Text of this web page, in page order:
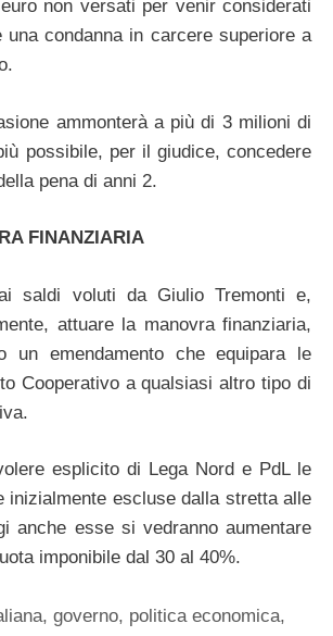
non versati per venir considerati
condanna in carcere superiore a
ammonterà a più di 3 milioni di
possibile, per il giudice, concedere
pena di anni 2.
FINANZIARIA
saldi voluti da Giulio Tremonti e,
attuare la manovra finanziaria,
un emendamento che equipara le
Cooperativo a qualsiasi altro tipo di
esplicito di Lega Nord e PdL le
inizialmente escluse dalla stretta alle
anche esse si vedranno aumentare
imponibile dal 30 al 40%.
,governo, politica economica,